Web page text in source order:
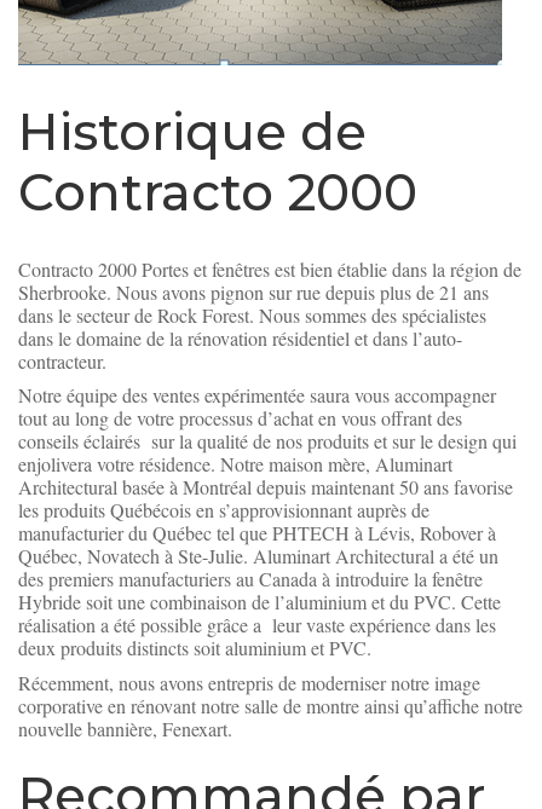
Historique de
Contracto 2000
Contracto 2000 Portes et fenêtres est bien établie dans la région de
Sherbrooke. Nous avons pignon sur rue depuis plus de 21 ans
dans le secteur de Rock Forest. Nous sommes des spécialistes
dans le domaine de la rénovation résidentiel et dans l’auto-
contracteur.
Notre équipe des ventes expérimentée saura vous accompagner
tout au long de votre processus d’achat en vous offrant des
conseils éclairés sur la qualité de nos produits et sur le design qui
enjolivera votre résidence. Notre maison mère, Aluminart
Architectural basée à Montréal depuis maintenant 50 ans favorise
les produits Québécois en s’approvisionnant auprès de
manufacturier du Québec tel que PHTECH à Lévis, Robover à
Québec, Novatech à Ste-Julie. Aluminart Architectural a été un
des premiers manufacturiers au Canada à introduire la fenêtre
Hybride soit une combinaison de l’aluminium et du PVC. Cette
réalisation a été possible grâce a leur vaste expérience dans les
deux produits distincts soit aluminium et PVC.
Récemment, nous avons entrepris de moderniser notre image
corporative en rénovant notre salle de montre ainsi qu’affiche notre
nouvelle bannière, Fenexart.
Recommandé par